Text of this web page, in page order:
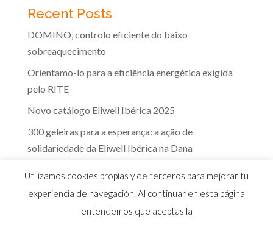
Recent Posts
DOMINO, controlo eficiente do baixo
sobreaquecimento
Orientamo-lo para a eficiência energética exigida
pelo RITE
Novo catálogo Eliwell Ibérica 2025
300 geleiras para a esperança: a ação de
solidariedade da Eliwell Ibérica na Dana
Utilizamos cookies propias y de terceros para mejorar tu
experiencia de navegación. Al continuar en esta página
entendemos que aceptas la